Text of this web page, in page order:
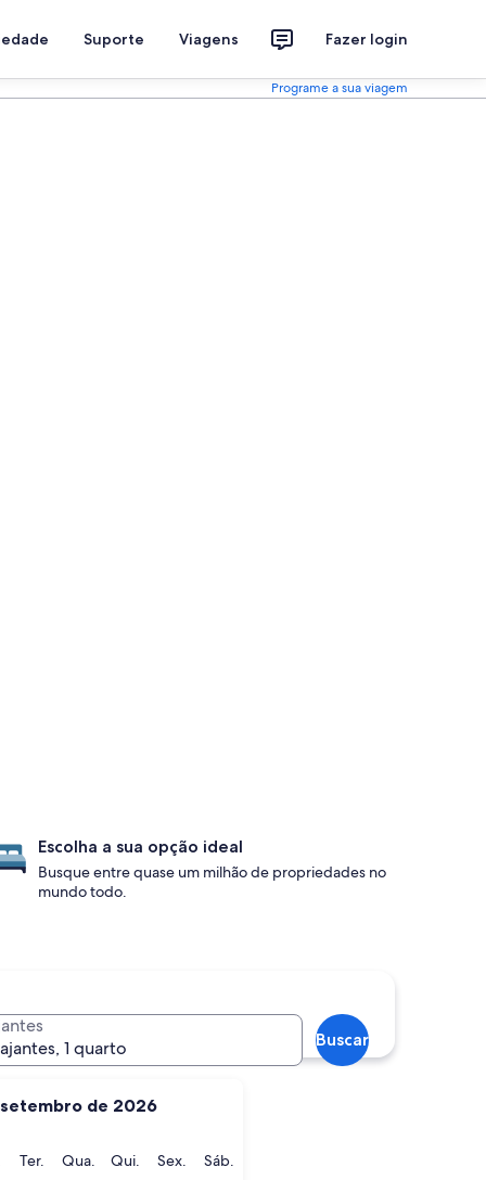
Suporte Viagens Fazer login
Programe a sua viagem
setembro de 2026
Segunda-
Ter. Terça-
Qua. Quarta-
Qui. Quinta-
Sex. Sexta-
Sáb.
1 quarto
Buscar
Escolha a sua opção ideal
Busque entre quase um milhão de propriedades no
mundo todo.